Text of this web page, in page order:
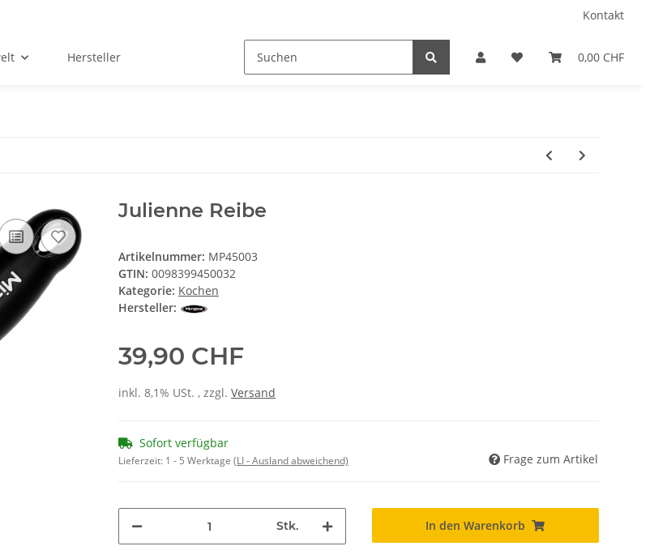
Kontakt
0,00 CHF
Hersteller
Julienne Reibe
Artikelnummer: MP45003
GTIN: 0098399450032
Kategorie: Kochen
Hersteller:
39,90 CHF
inkl. 8,1% USt. , zzgl. Versand
Sofort verfügbar
Lieferzeit: 1 - 5 Werktage (LI - Ausland abweichend) Frage zum Artikel
Stk. In den Warenkorb